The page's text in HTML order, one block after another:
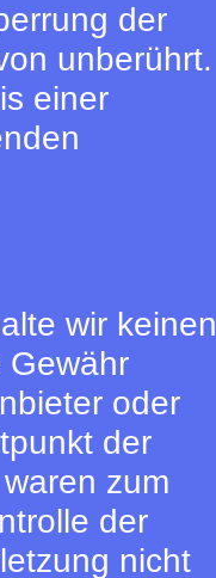
der
unberührt.
einer
wir keinen
Gewähr
oder
der
zum
der
nicht